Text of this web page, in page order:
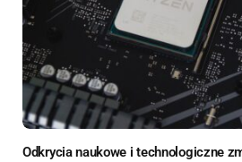
Odkrycia naukowe i technologiczne